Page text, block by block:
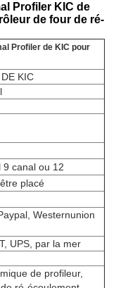
Profiler KIC de
de four de ré-
Profiler de KIC pour
KIC
9 canal ou 12
placé
Westernunion
UPS, par la mer
de profileur,